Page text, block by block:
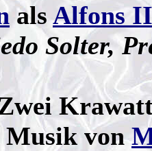
alsAlfons
Solter,
von